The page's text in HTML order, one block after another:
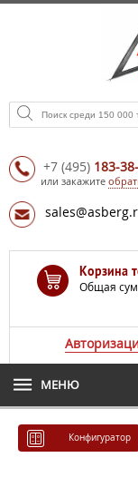
+7 (495) 183-
или закажите
Корзина
Общая
МЕНЮ
Конфигуратор